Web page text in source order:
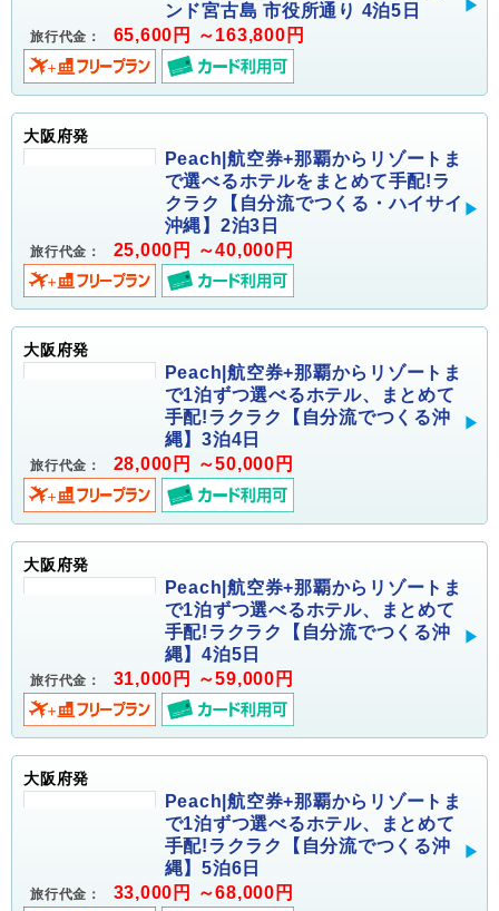
ンド宮古島 市役所通り 4泊5日
旅行代金： 65,600円 ～163,800円
大阪府発
Peach|航空券+那覇からリゾートま
で選べるホテルをまとめて手配!ラ
クラク【自分流でつくる・ハイサイ
沖縄】2泊3日
旅行代金： 25,000円 ～40,000円
大阪府発
Peach|航空券+那覇からリゾートま
で1泊ずつ選べるホテル、まとめて
手配!ラクラク【自分流でつくる沖
縄】3泊4日
旅行代金： 28,000円 ～50,000円
大阪府発
Peach|航空券+那覇からリゾートま
で1泊ずつ選べるホテル、まとめて
手配!ラクラク【自分流でつくる沖
縄】4泊5日
旅行代金： 31,000円 ～59,000円
大阪府発
Peach|航空券+那覇からリゾートま
で1泊ずつ選べるホテル、まとめて
手配!ラクラク【自分流でつくる沖
縄】5泊6日
旅行代金： 33,000円 ～68,000円